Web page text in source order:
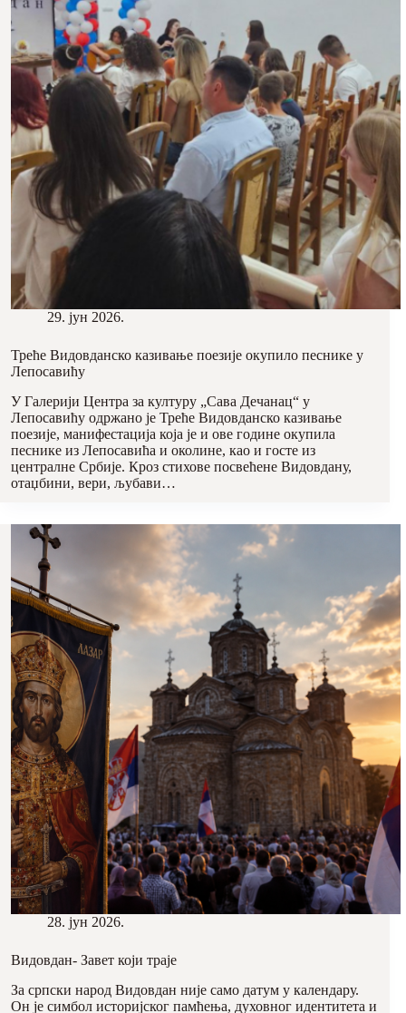
29. јун 2026.
Треће Видовданско казивање поезије окупило песнике у
Лепосавићу
У Галерији Центра за културу „Сава Дечанац“ у
Лепосавићу одржано је Треће Видовданско казивање
поезије, манифестација која је и ове године окупила
песнике из Лепосавића и околине, као и госте из
централне Србије. Кроз стихове посвећене Видовдану,
отаџбини, вери, љубави…
28. јун 2026.
Видовдан- Завет који траје
За српски народ Видовдан није само датум у календару.
Он је симбол историјског памћења, духовног идентитета и